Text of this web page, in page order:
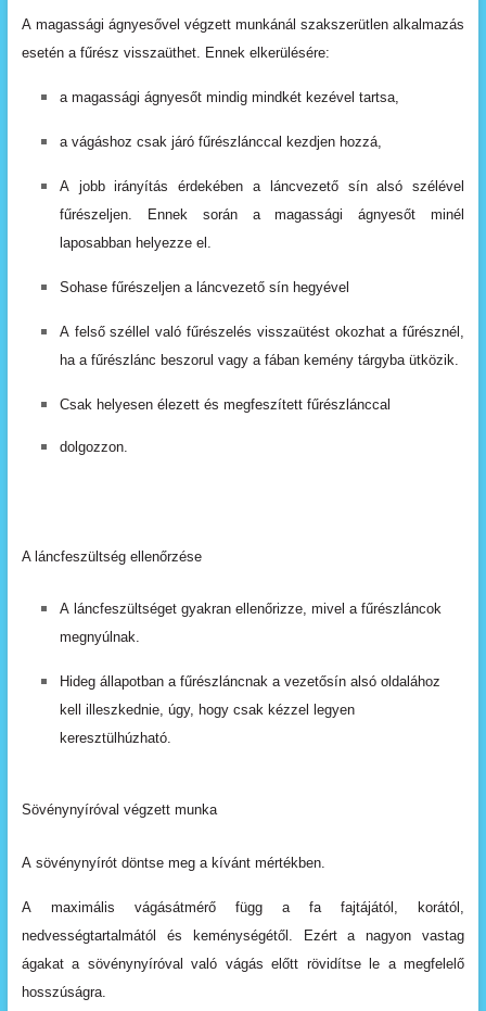
A magassági ágnyesővel végzett munkánál szakszerütlen alkalmazás
esetén afűrész visszaüthet. Ennek elkerülésére:
a magassági ágnyesőt mindig mindkét kezével tartsa,
a vágáshoz csak járó fűrészlánccal kezdjen hozzá,
A jobb irányítás érdekében a láncvezető sín alsó
szélével
fűrészeljen.
Ennek során a magassági
ágnyesőt minél
laposabban helyezze el.
Sohase fűrészeljen a láncvezető sín hegyével
A felső széllel való fűrészelés visszaütést okozhat a fűrésznél,
ha a fűrészlánc beszorul vagy a fában kemény tárgyba ütközik.
Csak helyesen élezett és megfeszített fűrészlánccal
dolgozzon.
A láncfeszültség ellenőrzése
A láncfeszültséget gyakran ellenőrizze, mivel a fűrész láncok
megnyúlnak.
Hideg állapotban a fűrészláncnak a vezetősín alsó oldalához
kell
illeszkednie, úgy, hogy csak kézzel
legyen
keresztülhúzható.
Sövénynyíróval végzett munka
A sövénynyírót döntse meg a kívánt mértékben.
A maximális vágásátmérő függ a fa fajtájától,
korától,
nedvességtartalmától
és keménységétől. Ezért a nagyon
vastag
ágakat a sövénynyíróval való vágás előtt rövidítse le a megfelelő
hosszúságra.